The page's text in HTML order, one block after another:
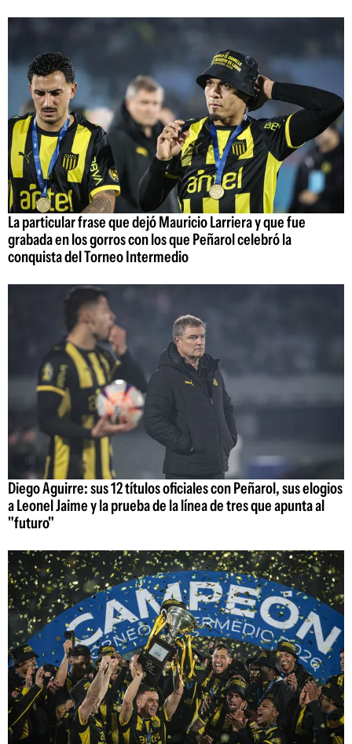
La particular frase que dejó Mauricio Larriera y que fue
grabada en los gorros con los que Peñarol celebró la
conquista del Torneo Intermedio
Diego Aguirre: sus 12 títulos oficiales con Peñarol, sus elogios
a Leonel Jaime y la prueba de la línea de tres que apunta al
"futuro"